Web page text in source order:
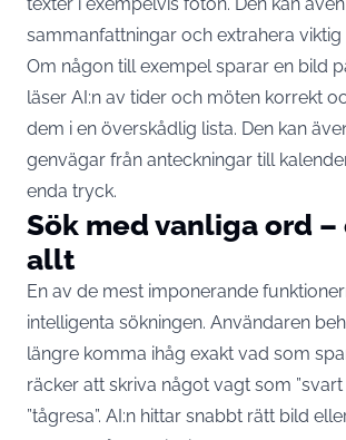
sammanfattningar och extrahera viktig
Om någon till exempel sparar en bild
läser AI:n av tider och möten korrekt
dem i en överskådlig lista. Den kan
genvägar från anteckningar till
enda tryck.
Sök med vanliga ord
allt
En av de mest imponerande
intelligenta sökningen. Användaren
längre komma ihåg exakt vad som
räcker att skriva något vagt som
”tågresa”. AI:n hittar snabbt rätt bild